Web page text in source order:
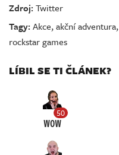
Zdroj:Twitter
Tagy:Akce,akční adventura,
rockstar games
LÍBIL SE TI ČLÁNEK?
50
WOW